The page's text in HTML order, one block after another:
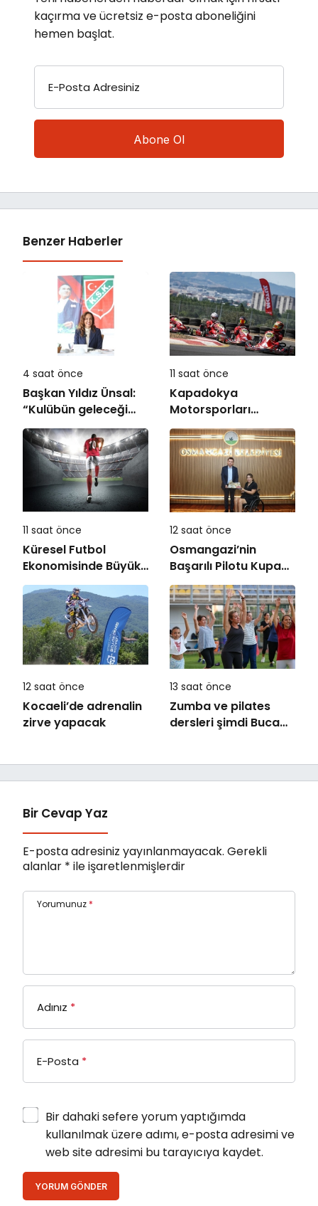
kaçırma ve ücretsiz e-posta aboneliğini
hemen başlat.
E-Posta Adresiniz
Benzer Haberler
4 saat önce
Başkan Yıldız Ünsal:
“Kulübün geleceği
için ortak irade
oluşturulmalı”
11 saat önce
Kapadokya
Motorsporları
Kompleksi Açılıyor
11 saat önce
Küresel Futbol
Ekonomisinde Büyük
Dönüşüm!
12 saat önce
Osmangazi’nin
Başarılı Pilotu Kupayı
Başkan Aydın’la
Paylaştı
12 saat önce
Kocaeli’de adrenalin
zirve yapacak
13 saat önce
Zumba ve pilates
dersleri şimdi Buca
Bir Cevap Yaz
E-posta adresiniz yayınlanmayacak. Gerekli
alanlar * ile işaretlenmişlerdir
Yorumunuz *
Adınız *
E-Posta *
Bir dahaki sefere yorum yaptığımda
kullanılmak üzere adımı, e-posta adresimi ve
web site adresimi bu tarayıcıya kaydet.
YORUM GÖNDER